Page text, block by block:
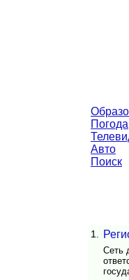
Погода
Авто
Поиск
1.
Сеть